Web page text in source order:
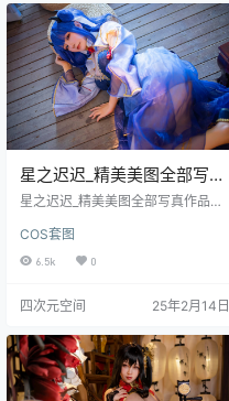
对角色形象的还原，更是一次融合
了环境情绪、服装考究与摄影美学
的综合艺术实践，为观者呈现出一
组极具故事感和收藏价值的视觉作
品。整个企划的筹备始于对角色灵
魂的…
星之迟迟_精美美图全部写真
作品合集|持续更新
星之迟迟_精美美图全部写真作品合
介星之迟迟是一个知名的动漫博
主，微博现在已经拥有了70万的粉
丝，每个月都会推出相应的拍摄计
等，这其中有很多摄影作品都是非
待、邻家太太、约尔3同人和风战斗
服、催眠妹妹等等作品都是经典中
的经典，作品质量之高、内容之丰
富都是数一数二的，大家千万不要
COS套图
6.5k 0
四次元空间 25年2月14日